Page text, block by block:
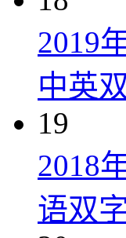
2019
中英
19
2018
语双